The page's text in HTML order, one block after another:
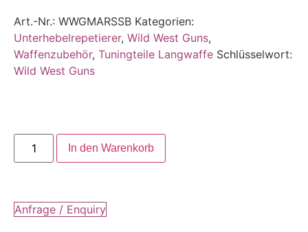
Art.-Nr.: WWGMARSSB Kategorien:
Unterhebelrepetierer, Wild West Guns,
Waffenzubehör, Tuningteile Langwaffe Schlüsselwort:
Wild West Guns
In den Warenkorb
Anfrage / Enquiry